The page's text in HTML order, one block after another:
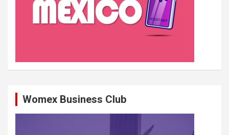
Womex Business Club